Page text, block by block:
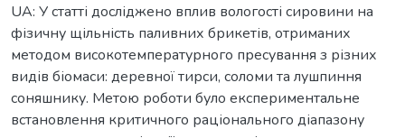
UA: У статті досліджено вплив вологості сировини на
фізичну щільність паливних брикетів, отриманих
методом високотемпературного пресування з різних
видів біомаси: деревної тирси, соломи та лушпиння
соняшнику. Метою роботи було експериментальне
встановлення критичного раціонального діапазону